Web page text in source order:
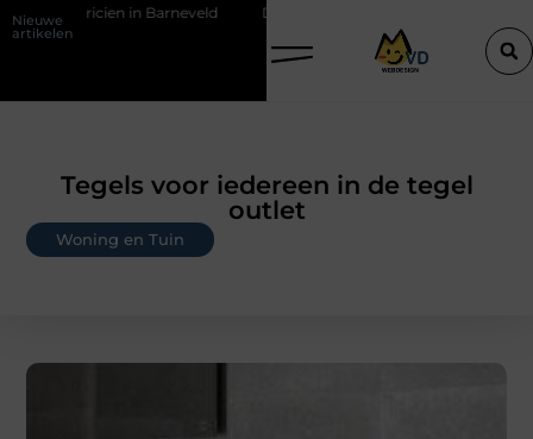
Nieuwe
artikelen
De Perfecte Gids voor Vloerbedekking in Purmerend
Tegels voor iedereen in de tegel
outlet
Woning en Tuin